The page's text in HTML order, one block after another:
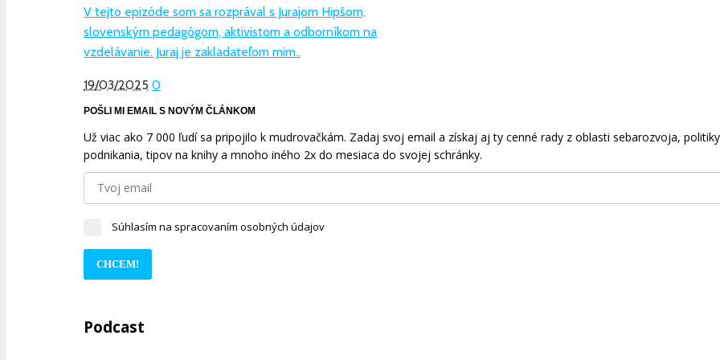
V tejto epizóde som sa rozprával s Jurajom Hipšom,
slovenským pedagógom, aktivistom a odborníkom na
vzdelávanie. Juraj je zakladateľom mim..
19/03/2025 0
POŠLI MI EMAIL S NOVÝM ČLÁNKOM
Už viac ako 7 000 ľudí sa pripojilo k mudrovačkám. Zadaj svoj email a získaj aj ty cenné rady z oblasti sebarozvoja,
podnikania, tipov na knihy a mnoho iného 2x do mesiaca do svojej schránky.
Súhlasím na spracovaním osobných údajov
CHCEM!
Podcast